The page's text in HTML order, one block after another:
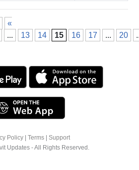
«
... 13 14 15 16 17 ... 20
Policy Terms
Support
Updates - All Rights Reserved.